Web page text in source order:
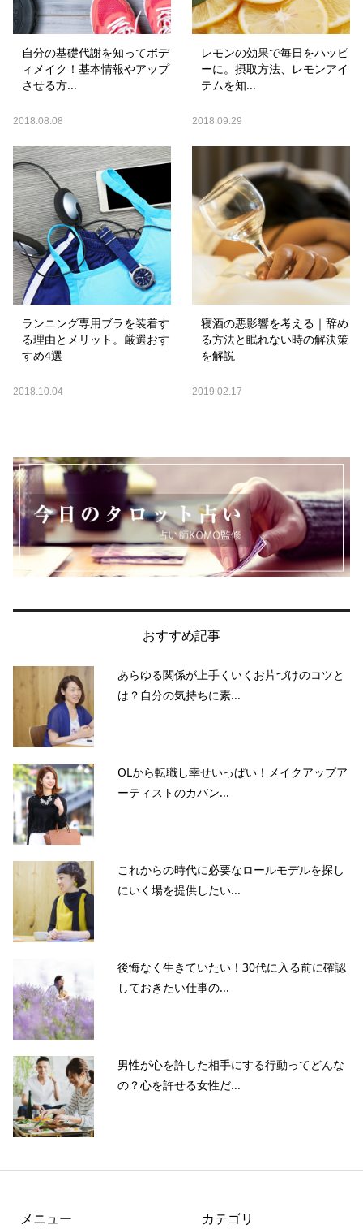
自分の基礎代謝を知ってボデ
ィメイク！基本情報やアップ
させる方...
2018.08.08
レモンの効果で毎日をハッピ
ーに。摂取方法、レモンアイ
テムを知...
2018.09.29
ランニング専用ブラを装着す
る理由とメリット。厳選おす
すめ4選
2018.10.04
寝酒の悪影響を考える｜辞め
る方法と眠れない時の解決策
を解説
2019.02.17
おすすめ記事
あらゆる関係が上手くいくお片づけのコツと
は？自分の気持ちに素...
OLから転職し幸せいっぱい！メイクアップア
ーティストのカバン...
これからの時代に必要なロールモデルを探し
にいく場を提供したい...
後悔なく生きていたい！30代に入る前に確認
しておきたい仕事の...
男性が心を許した相手にする行動ってどんな
の？心を許せる女性だ...
メニュー カテゴリ